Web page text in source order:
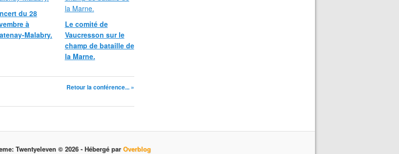
du 28
à
Malabry.
Le comité de
Vaucresson sur le
champ de bataille de
la Marne.
Retour la conférence... »
Twentyeleven © 2026 - Hébergé par Overblog